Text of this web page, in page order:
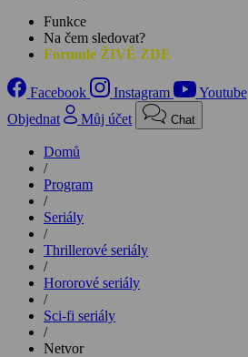
Funkce
Na čem sledovat?
Formule ŽIVĚ ZDE
Facebook Instagram
Youtube
Objednat
Můj účet Chat
Domů
/
Program
/
Seriály
/
Thrillerové seriály
/
Hororové seriály
/
Sci-fi seriály
/
Netvor